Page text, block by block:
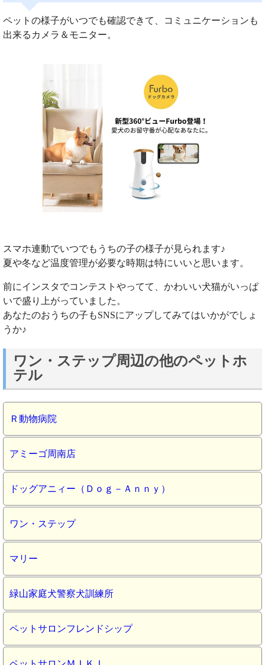
ペットの様子がいつでも確認できて、コミュニケーションも
出来るカメラ＆モニター。
スマホ連動でいつでもうちの子の様子が見られます♪
夏や冬など温度管理が必要な時期は特にいいと思います。
前にインスタでコンテストやってて、かわいい犬猫がいっぱ
いで盛り上がっていました。
あなたのおうちの子もSNSにアップしてみてはいかがでしょ
うか♪
ワン・ステップ周辺の他のペットホ
テル
Ｒ動物病院
アミーゴ周南店
ドッグアニィー（Ｄｏｇ－Ａｎｎｙ）
ワン・ステップ
マリー
緑山家庭犬警察犬訓練所
ペットサロンフレンドシップ